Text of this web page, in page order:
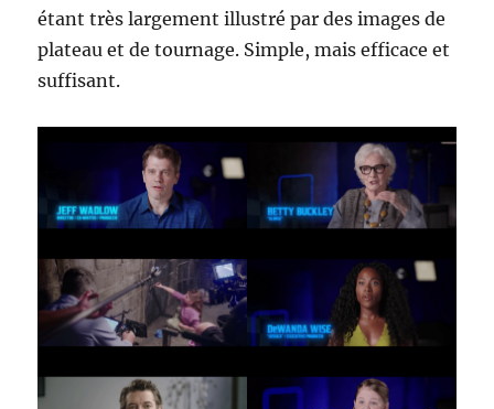
étant très largement illustré par des images de
plateau et de tournage. Simple, mais efficace et
suffisant.